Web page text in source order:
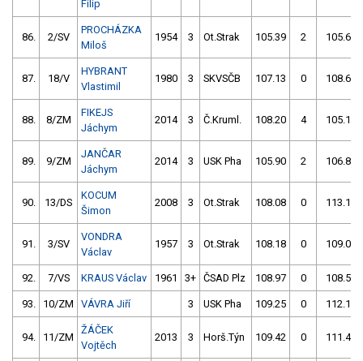
Filip
86. 2/SV
PROCHÁZKA
Miloš
1954 3 Ot.Strak 105.39 2 105.61
87. 18/V
HYBRANT
Vlastimil
1980 3 SKVSČB 107.13 0 108.65
88. 8/ZM
FIKEJS
Jáchym
2014 3 Č.Kruml. 108.20 4 105.16
89. 9/ZM
JANČAR
Jáchym
2014 3 USK Pha 105.90 2 106.81
90. 13/DS
KOCUM
Šimon
2008 3 Ot.Strak 108.08 0 113.17
91. 3/SV
VONDRA
Václav
1957 3 Ot.Strak 108.18 0 109.08
92. 7/VS KRAUS Václav 1961 3+ ČSAD Plz 108.97 0 108.56
93. 10/ZM VÁVRA Jiří 3 USK Pha 109.25 0 112.18
94. 11/ZM
ŽÁČEK
Vojtěch
2013 3 Horš.Týn 109.42 0 111.40